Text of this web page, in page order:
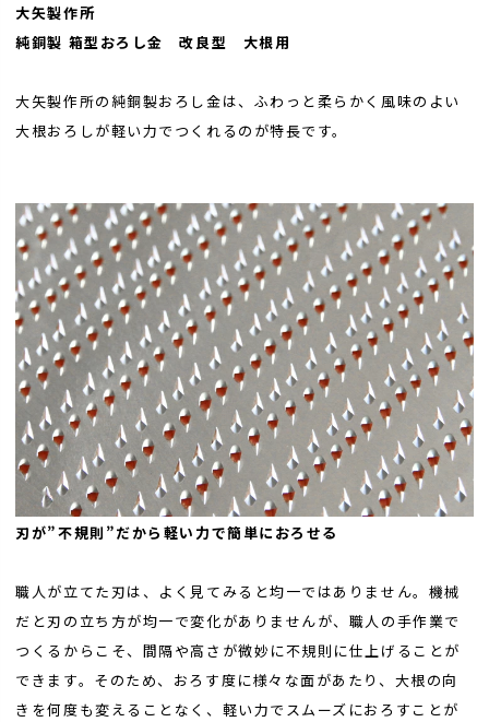
大矢製作所
純銅製 箱型おろし金 改良型 大根用
大矢製作所の純銅製おろし金は、ふわっと柔らかく風味のよい
大根おろしが軽い力でつくれるのが特長です。
刃が”不規則”だから軽い力で簡単におろせる
職人が立てた刃は、よく見てみると均一ではありません。機械
だと刃の立ち方が均一で変化がありませんが、職人の手作業で
つくるからこそ、間隔や高さが微妙に不規則に仕上げることが
できます。そのため、おろす度に様々な面があたり、大根の向
きを何度も変えることなく、軽い力でスムーズにおろすことが